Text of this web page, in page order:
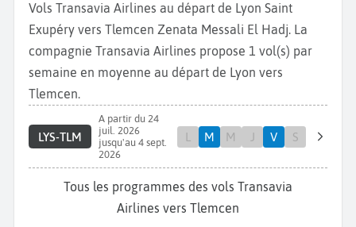
Vols Transavia Airlines au départ de Lyon Saint
Exupéry vers Tlemcen Zenata Messali El Hadj. La
compagnie Transavia Airlines propose 1 vol(s) par
semaine en moyenne au départ de Lyon vers
Tlemcen.
LYS-TLM
A partir du 24
juil. 2026
jusqu'au 4 sept.
2026
L M M J V S
Tous les programmes des vols Transavia
Airlines vers Tlemcen